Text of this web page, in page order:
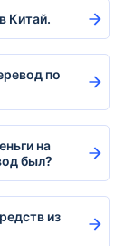
Китай.
по
на
был?
из